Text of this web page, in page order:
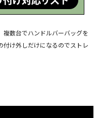
複数台でハンドルバーバッグを
け外しだけになるのでストレ